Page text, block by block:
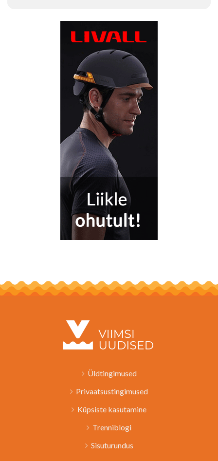
Üldtingimused
Privaatsustingimused
Küpsiste kasutamine
Trenniblogi
Sisuturundus